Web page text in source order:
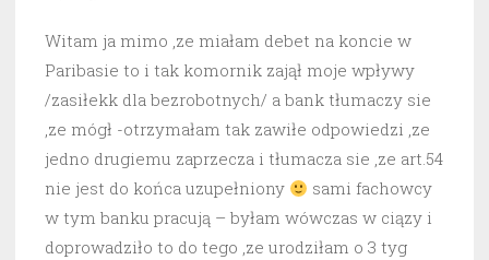
Witam ja mimo ,ze miałam debet na koncie w
Paribasie to i tak komornik zajął moje wpływy
/zasiłekk dla bezrobotnych/ a bank tłumaczy sie
,ze mógł -otrzymałam tak zawiłe odpowiedzi ,ze
jedno drugiemu zaprzecza i tłumacza sie ,ze art.54
nie jest do końca uzupełniony
sami fachowcy
w tym banku pracują – byłam wówczas w ciązy i
doprowadziło to do tego ,ze urodziłam o 3 tyg